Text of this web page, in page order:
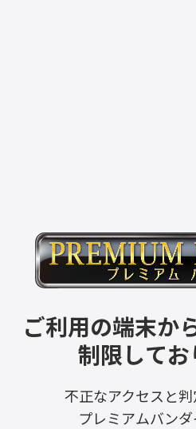
ご利用の端末か
制限してお
不正なアクセスと判
プレミアムバン